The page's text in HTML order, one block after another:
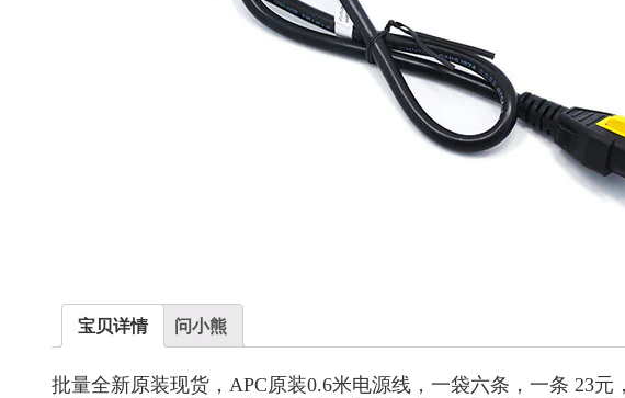
宝贝详情 问小熊
批量全新原装现货，APC原装0.6米电源线，一袋六条，一条 23